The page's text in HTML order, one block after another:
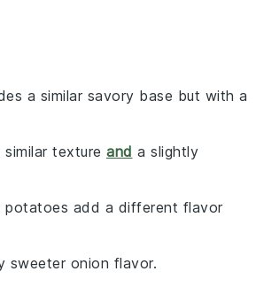
a similar savory base but with a
texture and a slightly
potatoes add a different flavor
sweeter onion flavor.